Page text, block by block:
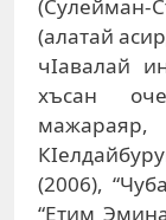
(Сулейман-
(алатай
чIавалай
хъсан
(2006),
“Етим